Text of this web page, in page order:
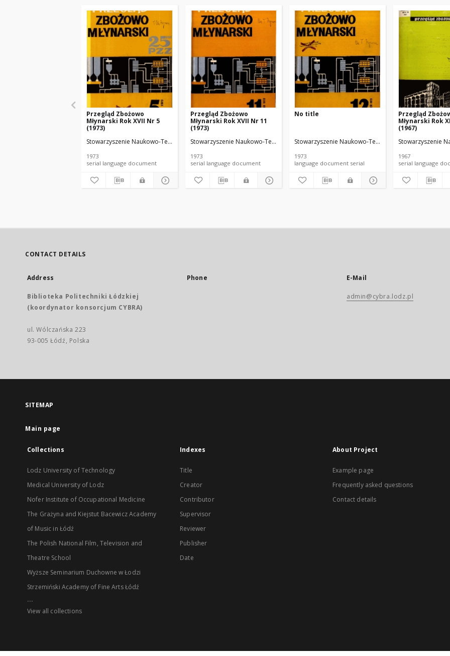
Przegląd Zbożowo
Młynarski Rok XVII Nr 5
(1973)
Stowarzyszenie Naukowo-Techniczne Inżynierów i Techników Przemysłu Spożywczego
1973
serial language document
Przegląd Zbożowo
Młynarski Rok XVII Nr 11
(1973)
Stowarzyszenie Naukowo-Techniczne Inżynierów i Techników Przemysłu Spożywczego
1973
serial language document
No title
Stowarzyszenie Naukowo-Techniczne Inżynierów i
1973
language document serial
Przegląd
Młynarski Rok
(1967)
Stowarzyszenie
1967
serial language
CONTACT DETAILS
Address
Biblioteka Politechniki Łódzkiej
(koordynator konsorcjum CYBRA)
ul. Wólczańska 223
93-005 Łódź, Polska
Phone E-Mail
admin@cybra.lodz.pl
SITEMAP
Main page
Collections
Lodz University of Technology
Medical University of Lodz
Nofer Institute of Occupational Medicine
The Grażyna and Kiejstut Bacewicz Academy
of Music in Łódź
The Polish National Film, Television and
Theatre School
Wyższe Seminarium Duchowne w Łodzi
Strzemiński Academy of Fine Arts Łódź
...
View all collections
Indexes
Title
Creator
Contributor
Supervisor
Reviewer
Publisher
Date
About Project
Example page
Frequently asked questions
Contact details